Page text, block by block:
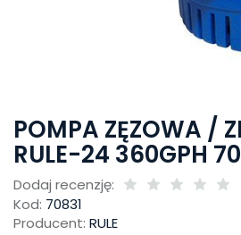
POMPA ZĘZOWA /
RULE-24 360GPH
Dodaj recenzję:
Kod: 70831
Producent: RULE